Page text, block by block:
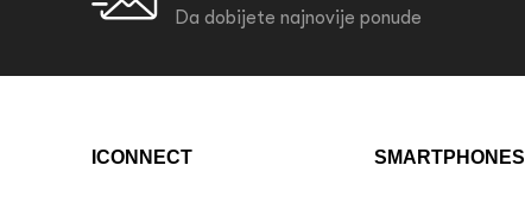
Da dobijete najnovije ponude
ICONNECT SMARTPHONES